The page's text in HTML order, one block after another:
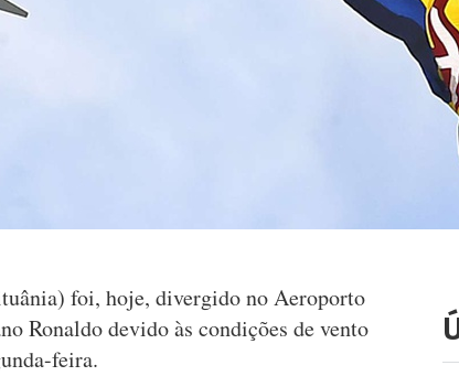
foi, hoje, divergido no Aeroporto
Ronaldo devido às condições de vento
feira.